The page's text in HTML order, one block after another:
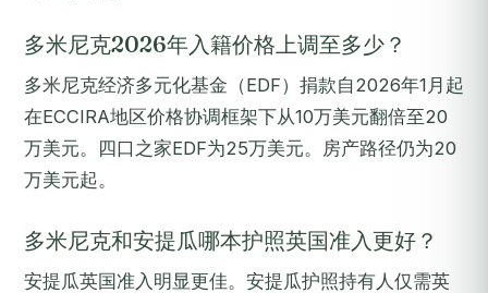
多米尼克2026年入籍价格上调至多少？
多米尼克经济多元化基金（EDF）捐款自2026年1月起
在ECCIRA地区价格协调框架下从10万美元翻倍至20
万美元。四口之家EDF为25万美元。房产路径仍为20
万美元起。
多米尼克和安提瓜哪本护照英国准入更好？
安提瓜英国准入明显更佳。安提瓜护照持有人仅需英